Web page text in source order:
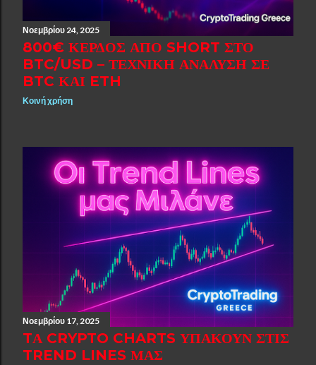
Νοεμβρίου 24, 2025
800€ ΚΈΡΔΟΣ ΑΠΌ SHORT ΣΤΟ
BTC/USD – ΤΕΧΝΙΚΉ ΑΝΆΛΥΣΗ ΣΕ
BTC ΚΑΙ ETH
Κοινή χρήση
Νοεμβρίου 17, 2025
TΑ CRYPTO CHARTS ΥΠΑΚΟΎΝ ΣΤΙΣ
TREND LINES ΜΑΣ